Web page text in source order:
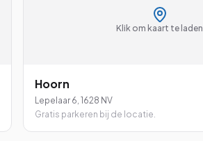
Klik om kaart te laden
Hoorn
Lepelaar 6, 1628 NV
Gratis parkeren bij de locatie.